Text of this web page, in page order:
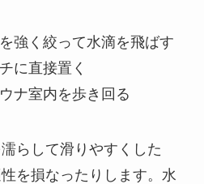
強く絞って水滴を飛ばす
に直接置く
ナ室内を歩き回る
らして滑りやすくした
を損なったりします。水